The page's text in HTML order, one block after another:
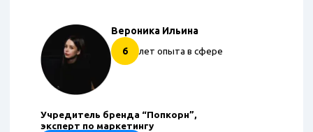
Вероника Ильина
6
лет опыта в сфере
Учредитель бренда “Попкорн”,
эксперт по маркетингу